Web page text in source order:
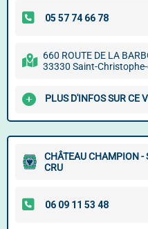
660 ROUTE DE LA
33330 Saint-
PLUS D'INFOS SUR CE
CHÂTEAU CHAMPION -
CRU